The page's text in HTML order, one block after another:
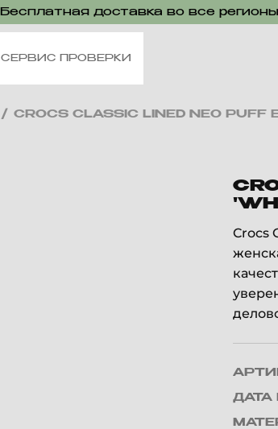
Бесплатная доставка во все
СЕРВИС ПРОВЕРКИ
/ CROCS CLASSIC LINED NEO PUFF
Crocs
ДАТА